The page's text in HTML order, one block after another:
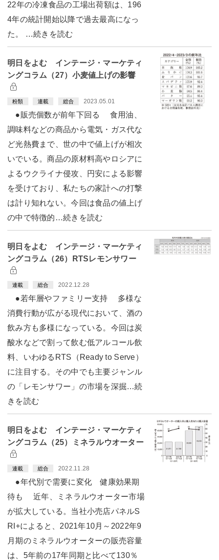
22年の冷凍食品の工場出荷額は、196
4年の統計開始以降で過去最高になっ
た。 …続きを読む
明日をよむ インテージ・マーケティ
ングコラム（27）小麦値上げの影響
粉類 連載 総合 2023.05.01
●販売個数が前年下回る 食用油、
調味料などの商品から電気・ガス代な
ど光熱費まで、世の中で値上げが相次
いでいる。商品の原材料高やロシアに
よるウクライナ侵攻、円安による影響
を受けており、私たちの家計への打撃
は計り知れない。今回は食品の値上げ
の中で特徴的…続きを読む
明日をよむ インテージ・マーケティ
ングコラム（26）RTSレモンサワー
連載 総合 2022.12.28
●若年層やファミリー支持 多様な
消費行動が広がる現代において、酒の
飲み方も多様になっている。今回は炭
酸水などで割って飲む低アルコール飲
料、いわゆるRTS（Ready to Serve）
に注目する。その中でも主要ジャンル
の「レモンサワー」の市場を深掘…続
きを読む
明日をよむ インテージ・マーケティ
ングコラム（25）ミネラルウオーター
連載 総合 2022.11.28
●年代別で需要に変化 健康効果期
待も 近年、ミネラルウオーター市場
が拡大している。当社小売店パネルS
RI+によると、2021年10月～2022年9
月期のミネラルウオーターの販売容量
は、5年前の17年同期と比べて130％